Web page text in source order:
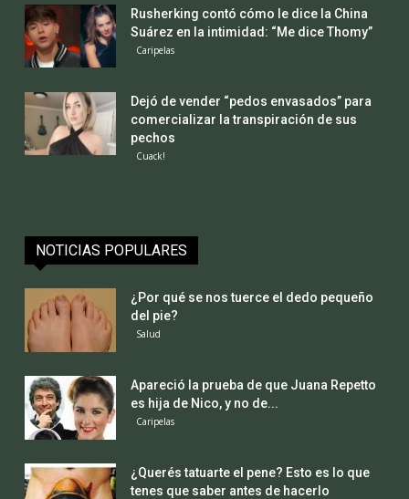
Rusherking contó cómo le dice la China
Suárez en la intimidad: “Me dice Thomy”
Caripelas
Dejó de vender “pedos envasados” para
comercializar la transpiración de sus
pechos
Cuack!
NOTICIAS POPULARES
¿Por qué se nos tuerce el dedo pequeño
del pie?
Salud
Apareció la prueba de que Juana Repetto
es hija de Nico, y no de...
Caripelas
¿Querés tatuarte el pene? Esto es lo que
tenes que saber antes de hacerlo